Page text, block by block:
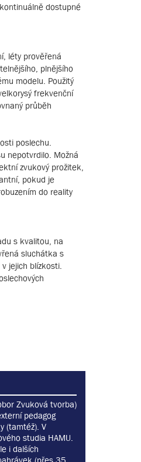
dostupné
léty prověřená
plnějšího
modelu. Použitý
frekvenční
průběh
poslechu.
nepotvrdilo. Možná
zvukový prožitek,
pokud je
do reality
s kvalitou, na
sluchátka s
jejich blízkosti.
Zvuková tvorba)
pedagog
(tamtéž). V
studia HAMU.
i dalších
(přes 35